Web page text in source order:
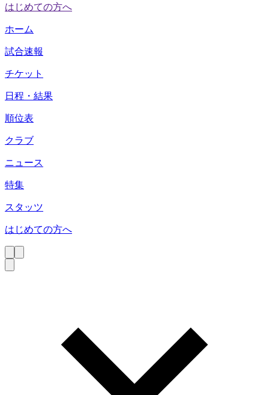
はじめての方へ
ホーム
試合速報
チケット
日程・結果
順位表
クラブ
ニュース
特集
スタッツ
はじめての方へ